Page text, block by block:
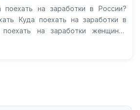
поехать на заработки в России?
Куда поехать на заработки в
поехать на заработки женщине?